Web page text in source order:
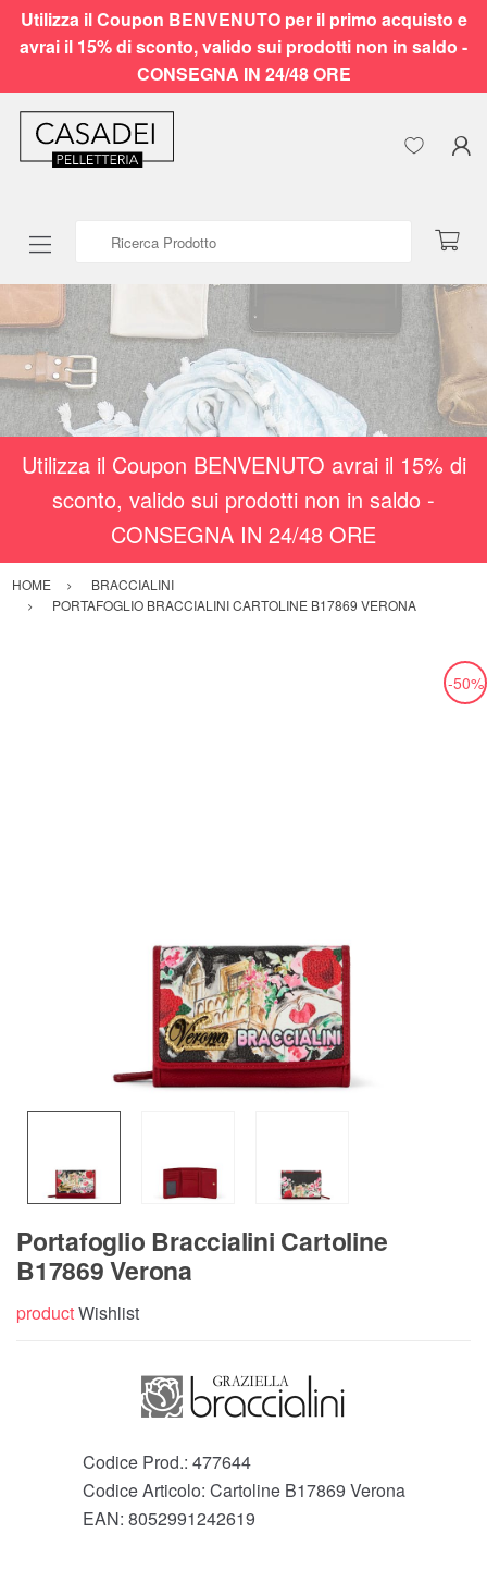
Utilizza il Coupon BENVENUTO per il primo acquisto e
avrai il 15% di sconto, valido sui prodotti non in saldo -
CONSEGNA IN 24/48 ORE
Utilizza il Coupon BENVENUTO avrai il 15% di
sconto, valido sui prodotti non in saldo -
CONSEGNA IN 24/48 ORE
HOME
BRACCIALINI
PORTAFOGLIO BRACCIALINI CARTOLINE B17869 VERONA
-50%
Portafoglio Braccialini Cartoline
B17869 Verona
productWishlist
Codice Prod.: 477644
Codice Articolo: Cartoline B17869 Verona
EAN: 8052991242619